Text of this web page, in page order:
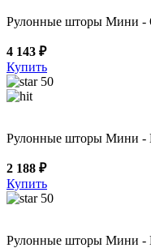
Рулонные шторы Мини -
4 143 ₽
Купить
50
Рулонные шторы Мини -
2 188 ₽
Купить
50
Рулонные шторы Мини -